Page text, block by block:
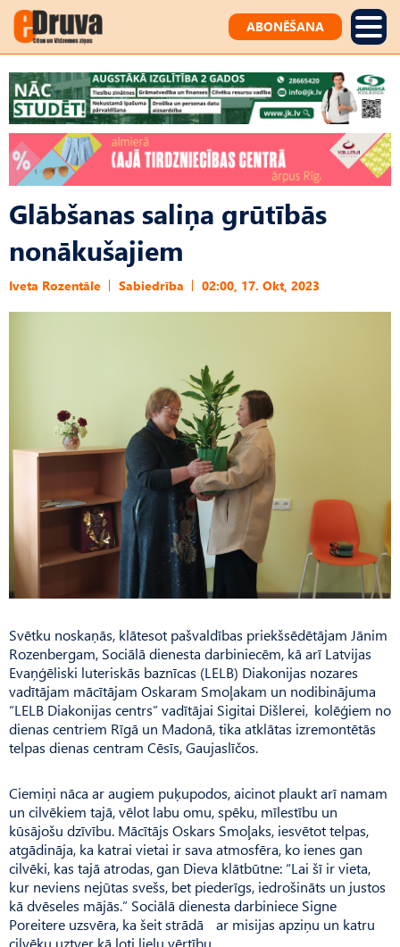
ABONĒŠANA
Glābšanas saliņa grūtībās
nonākušajiem
Iveta Rozentāle Sabiedrība 02:00, 17. Okt, 2023
Svētku noskaņās, klātesot pašvaldības priekšsēdētājam Jānim
Rozenbergam, Sociālā dienesta darbiniecēm, kā arī Latvijas
Evaņģēliski luteriskās baznīcas (LELB) Diakonijas nozares
vadītājam mācītājam Oskaram Smoļakam un nodibinājuma
“LELB Diakonijas centrs” vadītājai Sigitai Dišlerei, kolēģiem no
dienas centriem Rīgā un Madonā, tika atklātas izremontētās
telpas dienas centram Cēsīs, Gaujaslīčos.
Ciemiņi nāca ar augiem puķupodos, aicinot plaukt arī namam
un cilvēkiem tajā, vēlot labu omu, spēku, mīlestību un
kūsājošu dzīvību. Mācītājs Oskars Smoļaks, iesvētot telpas,
atgādināja, ka katrai vietai ir sava atmosfēra, ko ienes gan
cilvēki, kas tajā atrodas, gan Dieva klātbūtne: “Lai šī ir vieta,
kur neviens nejūtas svešs, bet piederīgs, iedrošināts un justos
kā dvēseles mājās.” Sociālā dienesta darbiniece Signe
Poreitere uzsvēra, ka šeit strādā ar misijas apziņu un katru
cilvēku uztver kā ļoti lielu vērtību.